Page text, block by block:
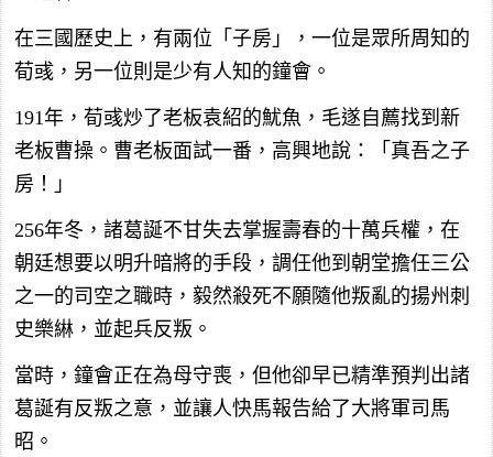
在三國歷史上，有兩位「子房」，一位是眾所周知的
荀彧，另一位則是少有人知的鐘會。
191年，荀彧炒了老板袁紹的魷魚，毛遂自薦找到新
老板曹操。曹老板面試一番，高興地說：「真吾之子
房！」
256年冬，諸葛誕不甘失去掌握壽春的十萬兵權，在
朝廷想要以明升暗將的手段，調任他到朝堂擔任三公
之一的司空之職時，毅然殺死不願隨他叛亂的揚州刺
史樂綝，並起兵反叛。
當時，鐘會正在為母守喪，但他卻早已精準預判出諸
葛誕有反叛之意，並讓人快馬報告給了大將軍司馬
昭。